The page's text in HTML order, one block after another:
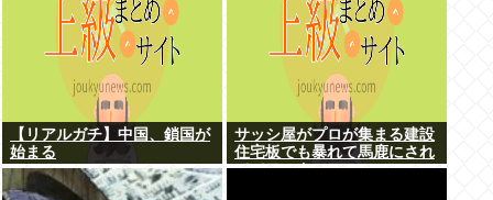
【リアルガチ】中国、鎖国が
始まる
サッシ屋がプロが集まる建設
住宅板でも暴れて馬鹿にされ
ててワロタw